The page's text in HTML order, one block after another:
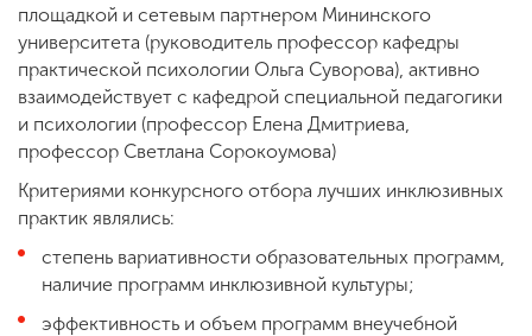
площадкой и сетевым партнером Мининского
университета (руководитель профессор кафедры
практической психологии Ольга Суворова), активно
взаимодействует с кафедрой специальной педагогики
и психологии (профессор Елена Дмитриева,
профессор Светлана Сорокоумова)
Критериями конкурсного отбора лучших инклюзивных
практик являлись:
степень вариативности образовательных программ,
наличие программ инклюзивной культуры;
эффективность и объем программ внеучебной